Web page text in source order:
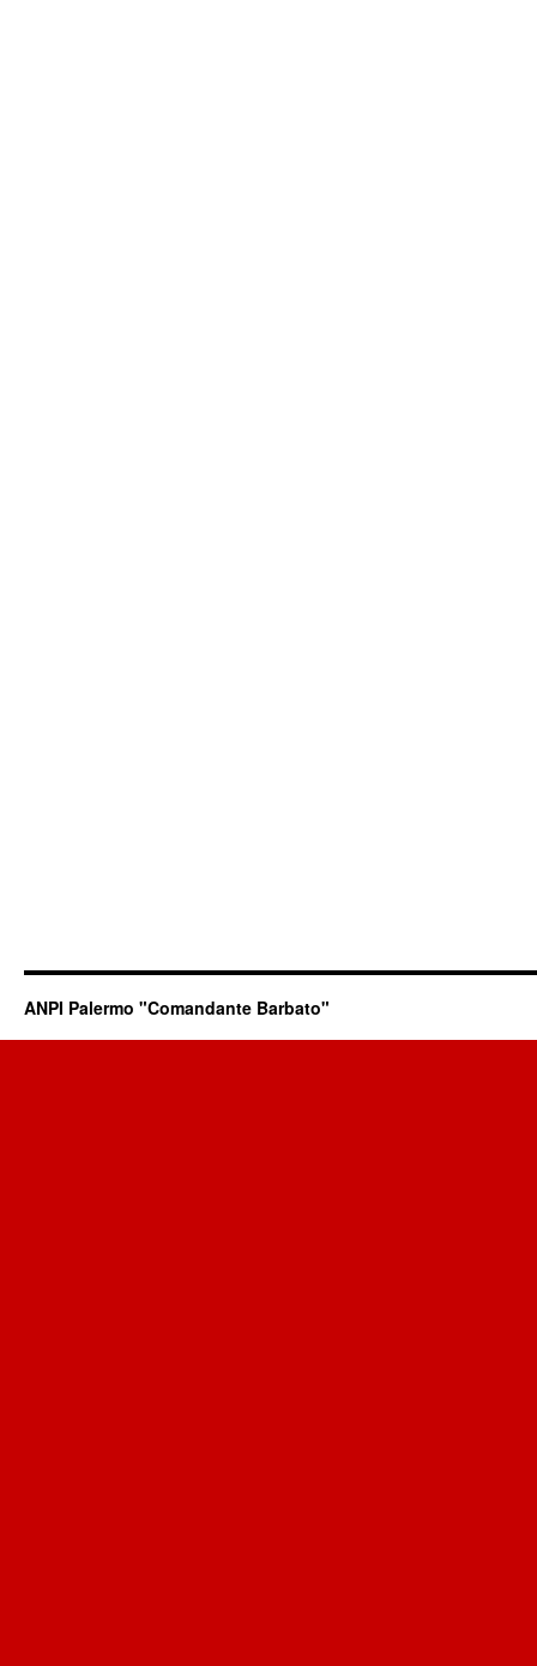
ANPI Palermo "Comandante Barbato"